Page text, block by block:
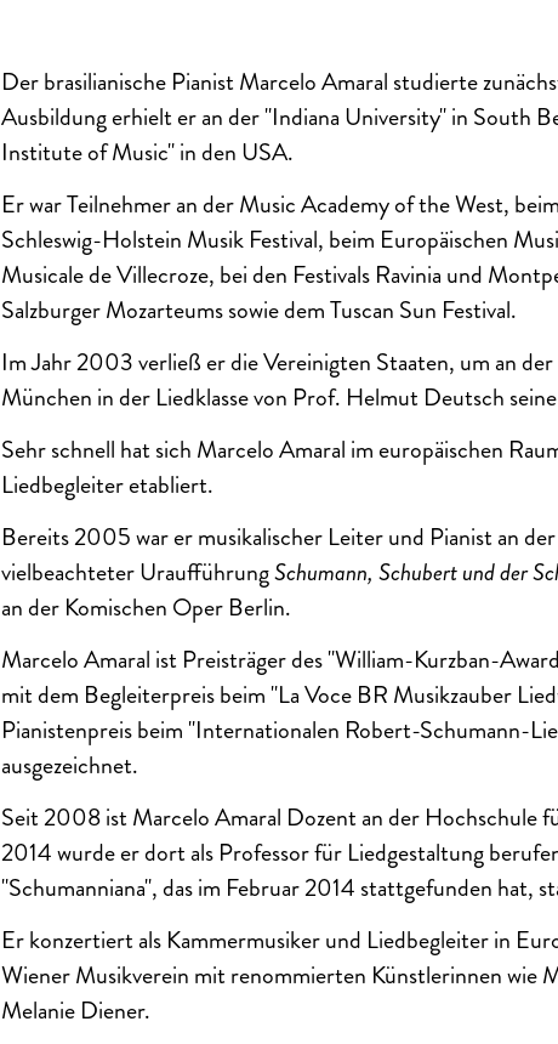
Der brasilianische Pianist Marcelo Amaral studierte
Ausbildung erhielt er an der "Indiana University" in South
Institute of Music" in den USA.
Er war Teilnehmer an der Music Academy of the West,
Schleswig-Holstein Musik Festival, beim Europäischen
Musicale de Villecroze, bei den Festivals Ravinia und
Salzburger Mozarteums sowie dem Tuscan Sun Festival.
Im Jahr 2003 verließ er die Vereinigten Staaten, um an
München in der Liedklasse von Prof. Helmut Deutsch
Sehr schnell hat sich Marcelo Amaral im europäischen
Liedbegleiter etabliert.
Bereits 2005 war er musikalischer Leiter und Pianist an
vielbeachteter UraufführungSchumann, Schubert und der
an der Komischen Oper Berlin.
Marcelo Amaral ist Preisträger des "William-Kurzban-
mit dem Begleiterpreis beim "La Voce BR Musikzauber
Pianistenpreis beim "Internationalen Robert-Schumann-
ausgezeichnet.
Seit 2008 ist Marcelo Amaral Dozent an der Hochschule
2014 wurde er dort als Professor für Liedgestaltung
"Schumanniana", das im Februar 2014 stattgefunden hat,
Er konzertiert als Kammermusiker und Liedbegleiter in
Wiener Musikverein mit renommierten Künstlerinnen wie
Melanie Diener.